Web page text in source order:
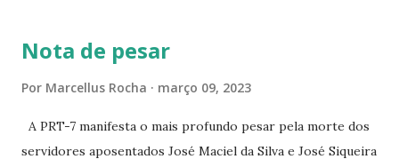
☆CINE VIP CLUBE RUA 24 DE MAIO 825 ☆CINE ECLIPSE
Nota de pesar
Por Marcellus Rocha março 09, 2023
A PRT-7 manifesta o mais profundo pesar pela morte dos
servidores aposentados José Maciel da Silva e José Siqueira